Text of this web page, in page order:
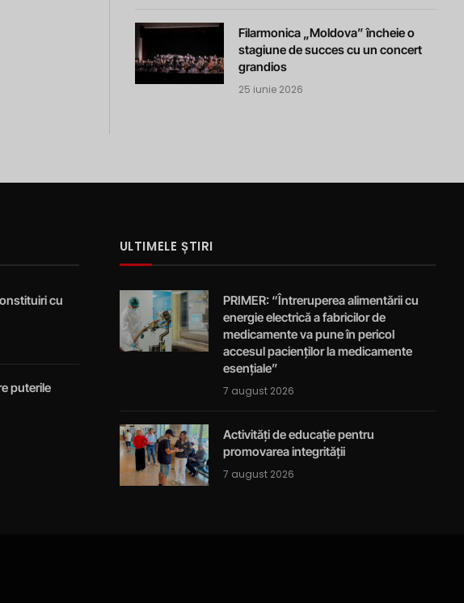
Filarmonica „Moldova” încheie o
stagiune de succes cu un concert
grandios
25 iunie 2026
cu
puterile
ULTIMELE ȘTIRI
PRIMER: “Întreruperea alimentării cu
energie electrică a fabricilor de
medicamente va pune în pericol
accesul pacienților la medicamente
esențiale”
7 august 2026
Activități de educație pentru
promovarea integrității
7 august 2026